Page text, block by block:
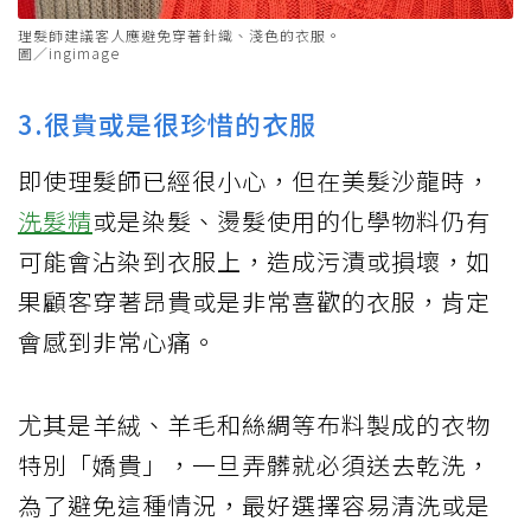
理髮師建議客人應避免穿著針織、淺色的衣服。
圖／ingimage
3.很貴或是很珍惜的衣服
即使理髮師已經很小心，但在美髮沙龍時，
洗髮精或是染髮、燙髮使用的化學物料仍有
可能會沾染到衣服上，造成污漬或損壞，如
果顧客穿著昂貴或是非常喜歡的衣服，肯定
會感到非常心痛。
尤其是羊絨、羊毛和絲綢等布料製成的衣物
特別「嬌貴」，一旦弄髒就必須送去乾洗，
為了避免這種情況，最好選擇容易清洗或是